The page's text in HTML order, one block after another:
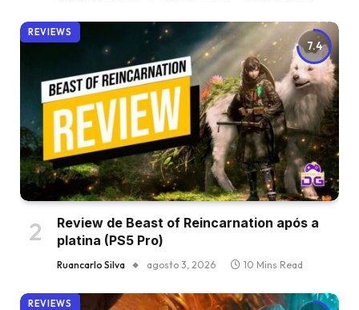
7.4
REVIEWS
Review de Beast of Reincarnation após a
platina (PS5 Pro)
Ruancarlo Silva agosto 3, 2026 10 Mins Read
REVIEWS